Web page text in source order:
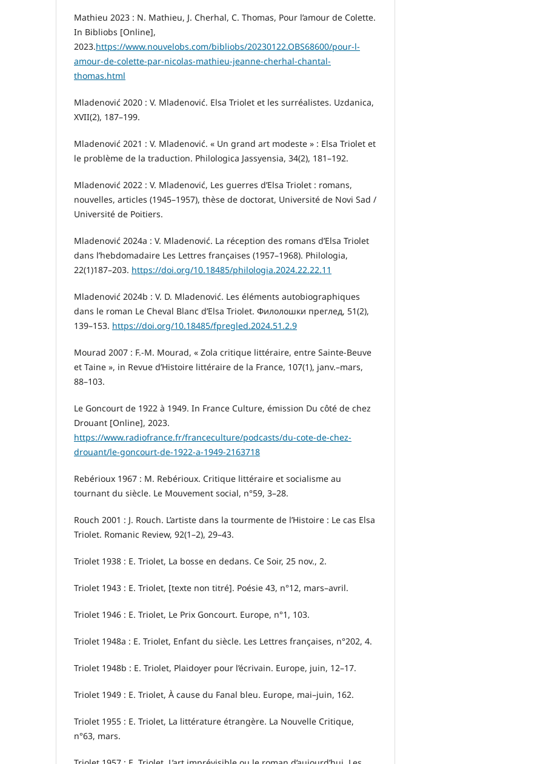
Mathieu 2023 : N. Mathieu, J. Cherhal, C. Thomas, Pour l’amour de Colette.
In Bibliobs [Online],
2023.https://www.nouvelobs.com/bibliobs/20230122.OBS68600/pour-l-
amour-de-colette-par-nicolas-mathieu-jeanne-cherhal-chantal-
thomas.html
Mladenović 2020 : V. Mladenović. Elsa Triolet et les surréalistes. Uzdanica,
XVII(2), 187–199.
Mladenović 2021 : V. Mladenović. « Un grand art modeste » : Elsa Triolet et
le problème de la traduction. Philologica Jassyensia, 34(2), 181–192.
Mladenović 2022 : V. Mladenović, Les guerres d’Elsa Triolet : romans,
nouvelles, articles (1945–1957), thèse de doctorat, Université de Novi Sad /
Université de Poitiers.
Mladenović 2024a : V. Mladenović. La réception des romans d’Elsa Triolet
dans l’hebdomadaire Les Lettres françaises (1957–1968). Philologia,
22(1)187–203. https://doi.org/10.18485/philologia.2024.22.22.11
Mladenović 2024b : V. D. Mladenović. Les éléments autobiographiques
dans le roman Le Cheval Blanc d’Elsa Triolet. Филолошки преглед, 51(2),
139–153. https://doi.org/10.18485/fpregled.2024.51.2.9
Mourad 2007 : F.-M. Mourad, « Zola critique littéraire, entre Sainte-Beuve
et Taine », in Revue d’Histoire littéraire de la France, 107(1), janv.–mars,
88–103.
Le Goncourt de 1922 à 1949. In France Culture, émission Du côté de chez
Drouant [Online], 2023.
https://www.radiofrance.fr/franceculture/podcasts/du-cote-de-chez-
drouant/le-goncourt-de-1922-a-1949-2163718
Rebérioux 1967 : M. Rebérioux. Critique littéraire et socialisme au
tournant du siècle. Le Mouvement social, n°59, 3–28.
Rouch 2001 : J. Rouch. L’artiste dans la tourmente de l’Histoire : Le cas Elsa
Triolet. Romanic Review, 92(1–2), 29–43.
Triolet 1938 : E. Triolet, La bosse en dedans. Ce Soir, 25 nov., 2.
Triolet 1943 : E. Triolet, [texte non titré]. Poésie 43, n°12, mars–avril.
Triolet 1946 : E. Triolet, Le Prix Goncourt. Europe, n°1, 103.
Triolet 1948a : E. Triolet, Enfant du siècle. Les Lettres françaises, n°202, 4.
Triolet 1948b : E. Triolet, Plaidoyer pour l’écrivain. Europe, juin, 12–17.
Triolet 1949 : E. Triolet, À cause du Fanal bleu. Europe, mai–juin, 162.
Triolet 1955 : E. Triolet, La littérature étrangère. La Nouvelle Critique,
n°63, mars.